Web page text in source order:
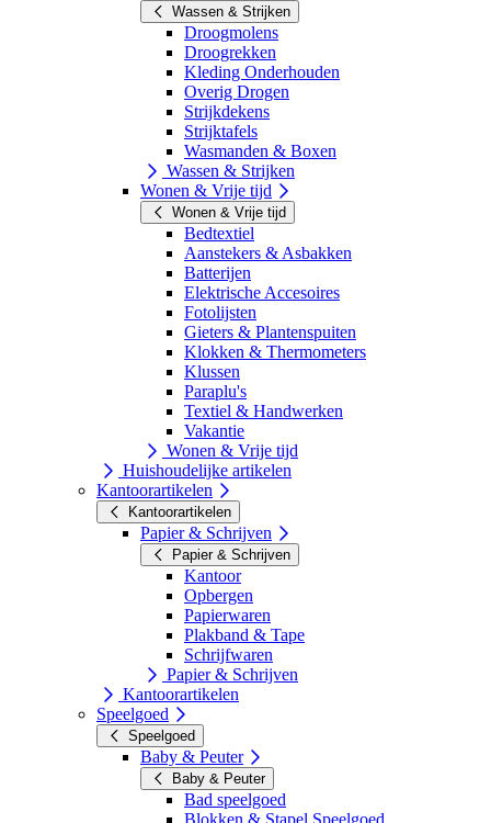
Wassen & Strijken
Droogmolens
Droogrekken
Kleding Onderhouden
Overig Drogen
Strijkdekens
Strijktafels
Wasmanden & Boxen
Wassen & Strijken
Wonen & Vrije tijd
Wonen & Vrije tijd
Bedtextiel
Aanstekers & Asbakken
Batterijen
Elektrische Accesoires
Fotolijsten
Gieters & Plantenspuiten
Klokken & Thermometers
Klussen
Paraplu's
Textiel & Handwerken
Vakantie
Wonen & Vrije tijd
Huishoudelijke artikelen
Kantoorartikelen
Kantoorartikelen
Papier & Schrijven
Papier & Schrijven
Kantoor
Opbergen
Papierwaren
Plakband & Tape
Schrijfwaren
Papier & Schrijven
Kantoorartikelen
Speelgoed
Speelgoed
Baby & Peuter
Baby & Peuter
Bad speelgoed
Blokken & Stapel Speelgoed